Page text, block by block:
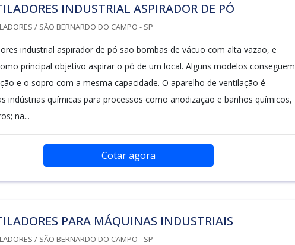
INDUSTRIAL ASPIRADOR DE PÓ
/ SÃO BERNARDO DO CAMPO - SP
industrial aspirador de pó são bombas de vácuo com alta vazão, e
principal objetivo aspirar o pó de um local. Alguns modelos conseguem
e o sopro com a mesma capacidade. O aparelho de ventilação é
indústrias químicas para processos como anodização e banhos químicos,
na...
Cotar agora
PARA MÁQUINAS INDUSTRIAIS
/ SÃO BERNARDO DO CAMPO - SP